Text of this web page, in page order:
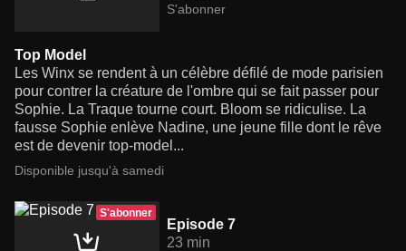
S'abonner
Top Model
Les Winx se rendent à un célèbre défilé de mode parisien
pour contrer la créature de l'ombre qui se fait passer pour
Sophie. La Traque tourne court. Bloom se ridiculise. La
fausse Sophie enlève Nadine, une jeune fille dont le rêve
est de devenir top-model...
Disponible jusqu'à samedi
S'abonner
Episode 7
23 min